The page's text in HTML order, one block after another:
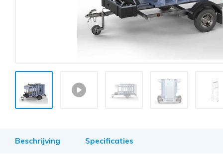
Beschrijving Specificaties